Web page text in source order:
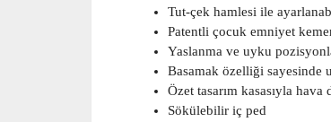
Tut-çek hamlesi ile
Patentli çocuk emniyet
Yaslanma ve uyku
Basamak özelliği sayesinde
Özet tasarım kasasıyla
Sökülebilir iç ped